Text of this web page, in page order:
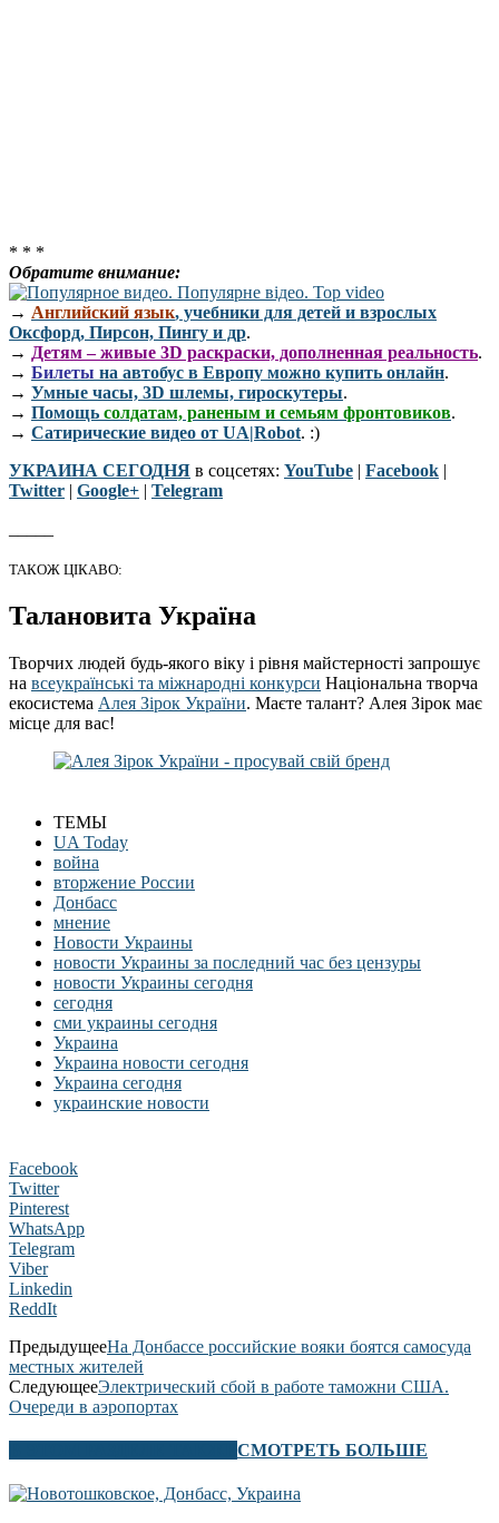
* * *
Обратите внимание:
→ Английский язык, учебники для детей и взрослых
Оксфорд, Пирсон, Пингу и др.
→ Детям – живые 3D раскраски, дополненная реальность.
→ Билеты на автобус в Европу можно купить онлайн.
→ Умные часы, 3D шлемы, гироскутеры.
→ Помощь солдатам, раненым и семьям фронтовиков.
→ Сатирические видео от UA|Robot. :)
УКРАИНА СЕГОДНЯ в соцсетях: YouTube | Facebook |
Twitter | Google+ | Telegram
ТАКОЖ ЦІКАВО:
Талановита Україна
Творчих людей будь-якого віку і рівня майстерності запрошує
на всеукраїнські та міжнародні конкурси Національна творча
екосистема Алея Зірок України. Маєте талант? Алея Зірок має
місце для вас!
ТЕМЫ
UA Today
война
вторжение России
Донбасс
мнение
Новости Украины
новости Украины за последний час без цензуры
новости Украины сегодня
сегодня
сми украины сегодня
Украина
Украина новости сегодня
Украина сегодня
украинские новости
Facebook
Twitter
Pinterest
WhatsApp
Telegram
Viber
Linkedin
ReddIt
ПредыдущееНа Донбассе российские вояки боятся самосуда
местных жителей
СледующееЭлектрический сбой в работе таможни США.
Очереди в аэропортах
СМОТРЕТЬ БОЛЬШЕ